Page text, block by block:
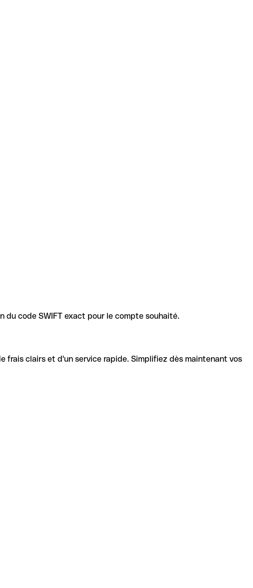
du code SWIFT exact pour le compte souhaité.
clairs et d'un service rapide. Simplifiez dès maintenant vos